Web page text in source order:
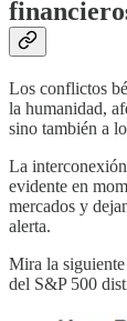
Los conflictos
la humanidad,
sino también a
La
evidente en
mercados y
alerta.
Mira la
del S&P 500